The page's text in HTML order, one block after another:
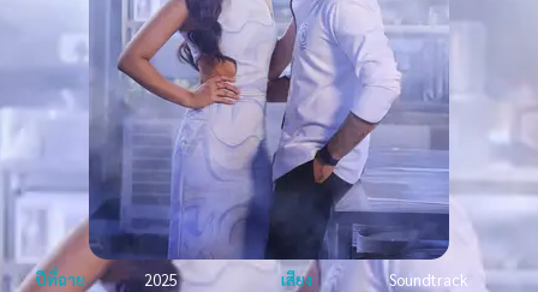
ปีที่ฉาย 2025 เสียง
Soundtrack